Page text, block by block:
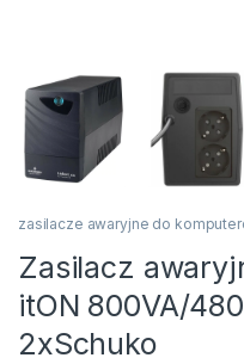
zasilacze awaryjne do
Zasilacz
itON 800VA/
2xSchuko